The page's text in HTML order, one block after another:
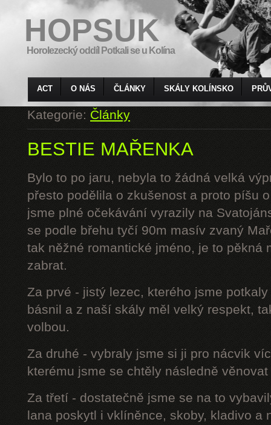
HOPSUK
Horolezecký oddíl Potkali se u Kolína
ACT O NÁS ČLÁNKY SKÁLY KOLÍNSKO
Kategorie:Články
BESTIE MAŘENKA
Bylo to po jaru, nebyla to žádná velká
přesto podělila o zkušenost a proto píšu
jsme plné očekávání vyrazily na
se podle břehu tyčí 90m masív zvaný
tak něžné romantické jméno, je to pěkná
zabrat.
Za prvé - jistý lezec, kterého jsme
básnil a z naší skály měl velký respekt,
volbou.
Za druhé - vybraly jsme si ji pro nácvik
kterému jsme se chtěly následně
Za třetí - dostatečně jsme se na to
lana poskytl i vklíněnce, skoby, kladivo a